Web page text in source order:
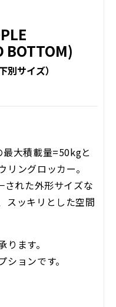
BOTTOM)
サイズ）
大積載量=50kgと
ングロッカー。
れた外形サイズな
スッキリとした空間
ます。
ョンです。